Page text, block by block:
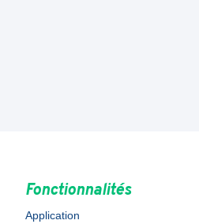
Fonctionnalités
Application